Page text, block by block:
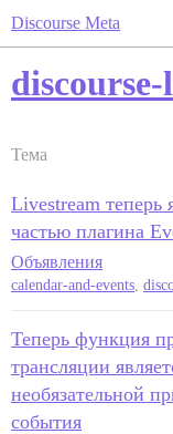
Discourse Meta
Тема
Livestream теперь
частью плагина
Объявления
calendar-and-events,
Теперь функция
трансляции
необязательной
события